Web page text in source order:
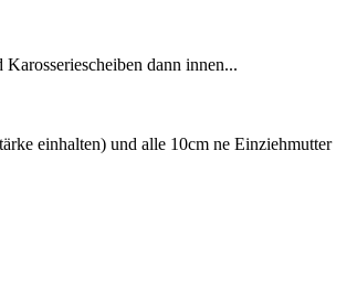
dann innen...
einhalten) und alle 10cm ne Einziehmutter